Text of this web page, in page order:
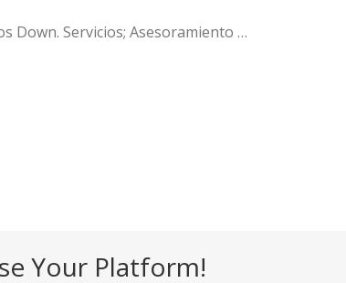
Down. Servicios; Asesoramiento …
Your Platform!